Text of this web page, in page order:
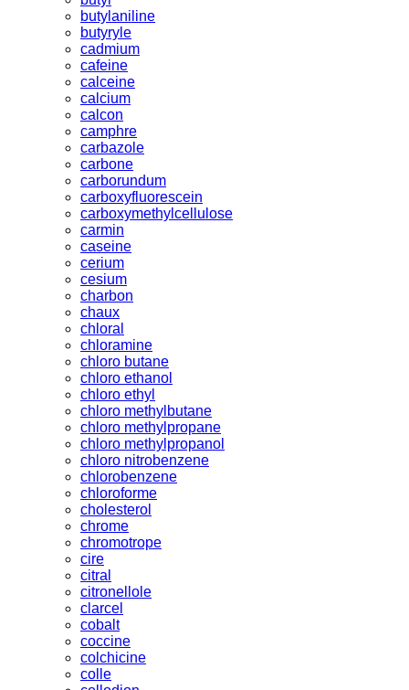
butylaniline
butyryle
cadmium
cafeine
calceine
calcium
calcon
camphre
carbazole
carbone
carborundum
carboxyfluorescein
carboxymethylcellulose
carmin
caseine
cerium
cesium
charbon
chaux
chloral
chloramine
chloro butane
chloro ethanol
chloro ethyl
chloro methylbutane
chloro methylpropane
chloro methylpropanol
chloro nitrobenzene
chlorobenzene
chloroforme
cholesterol
chrome
chromotrope
cire
citral
citronellole
clarcel
cobalt
coccine
colchicine
colle